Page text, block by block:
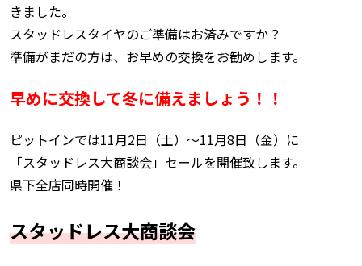
きました。
スタッドレスタイヤのご準備はお済みですか？
準備がまだの方は、お早めの交換をお勧めします。
早めに交換して冬に備えましょう！！
ピットインでは11月2日（土）～11月8日（金）に
「スタッドレス大商談会」セールを開催致します。
県下全店同時開催！
スタッドレス大商談会